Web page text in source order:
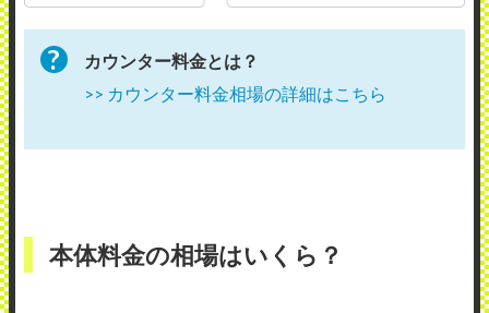
カウンター料金とは？
>> カウンター料金相場の詳細はこちら
本体料金の相場はいくら？